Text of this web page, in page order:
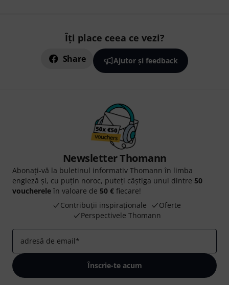
Îți place ceea ce vezi?
Share Ajutor și feedback
Newsletter Thomann
Abonați-vă la buletinul informativ Thomann în limba
engleză și, cu puțin noroc, puteți câștiga unul dintre 50
voucherele în valoare de 50 € fiecare!
Contribuții inspiraționale
Oferte
Perspectivele Thomann
adresă de email*
Înscrie-te acum